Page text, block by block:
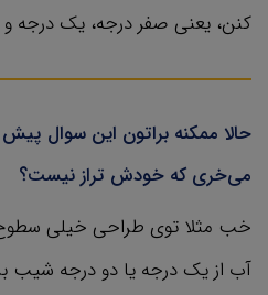
کنن، یعنی صفر درجه، یک درجه و
حالا ممکنه براتون این سوال
می‌خری که خودش تراز نیست؟
خب مثلا توی طراحی خیلی
آب از یک درجه یا دو درجه